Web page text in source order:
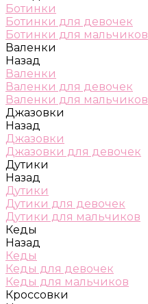
Ботинки
Ботинки для девочек
Ботинки для мальчиков
Валенки
Назад
Валенки
Валенки для девочек
Валенки для мальчиков
Джазовки
Назад
Джазовки
Джазовки для девочек
Дутики
Назад
Дутики
Дутики для девочек
Дутики для мальчиков
Кеды
Назад
Кеды
Кеды для девочек
Кеды для мальчиков
Кроссовки